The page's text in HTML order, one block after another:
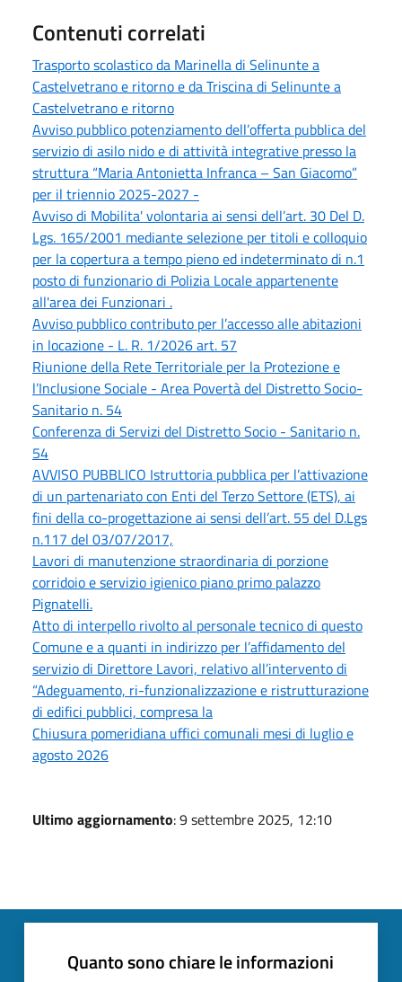
Contenuti correlati
Trasporto scolastico da Marinella di Selinunte a
Castelvetrano e ritorno e da Triscina di Selinunte a
Castelvetrano e ritorno
Avviso pubblico potenziamento dell’offerta pubblica del
servizio di asilo nido e di attività integrative presso la
struttura “Maria Antonietta Infranca – San Giacomo”
per il triennio 2025-2027 -
Avviso di Mobilita' volontaria ai sensi dell’art. 30 Del D.
Lgs. 165/2001 mediante selezione per titoli e colloquio
per la copertura a tempo pieno ed indeterminato di n.1
posto di funzionario di Polizia Locale appartenente
all'area dei Funzionari .
Avviso pubblico contributo per l’accesso alle abitazioni
in locazione - L. R. 1/2026 art. 57
Riunione della Rete Territoriale per la Protezione e
l’Inclusione Sociale - Area Povertà del Distretto Socio-
Sanitario n. 54
Conferenza di Servizi del Distretto Socio - Sanitario n.
54
AVVISO PUBBLICO Istruttoria pubblica per l’attivazione
di un partenariato con Enti del Terzo Settore (ETS), ai
fini della co-progettazione ai sensi dell’art. 55 del D.Lgs
n.117 del 03/07/2017,
Lavori di manutenzione straordinaria di porzione
corridoio e servizio igienico piano primo palazzo
Pignatelli.
Atto di interpello rivolto al personale tecnico di questo
Comune e a quanti in indirizzo per l’affidamento del
servizio di Direttore Lavori, relativo all’intervento di
“Adeguamento, ri-funzionalizzazione e ristrutturazione
di edifici pubblici, compresa la
Chiusura pomeridiana uffici comunali mesi di luglio e
agosto 2026
Ultimo aggiornamento: 9 settembre 2025, 12:10
Quanto sono chiare le informazioni